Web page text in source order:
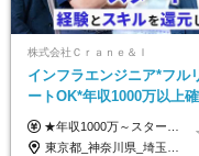
株式会社Ｃｒａｎｅ＆Ｉ
インフラエンジニア*フル
ートOK*年収1000万以上確
前職給与保障*残業月
代50代活躍
★年収1000万～スタート！ 年俸1,000万円～1,162万8,000円（12分割） ※経験・スキルを考慮の上決定します ※上記金額には固定残業代（月30h分・158,400円～184,000円）を含みます ※超過分は別途全額支給します ※試用期間2ヶ月間あり（その他待遇に差異はありません）
東京都_神奈川県_埼玉県_千葉県_大阪府_愛知県_北海道_青森県_岩手県_宮城県_秋田県_山形県_福島県_茨城県_栃木県_群馬県_新潟県_山梨県_長野県_富山県_石川県_福井県_静岡県_岐阜県_三重県_兵庫県_京都府_滋賀県_奈良県_和歌山県_広島県_岡山県_鳥取県_島根県_山口県_徳島県_香川県_愛媛県_高知県_福岡県_熊本県_佐賀県_長崎県_大分県_宮崎県_鹿児島県_沖縄県